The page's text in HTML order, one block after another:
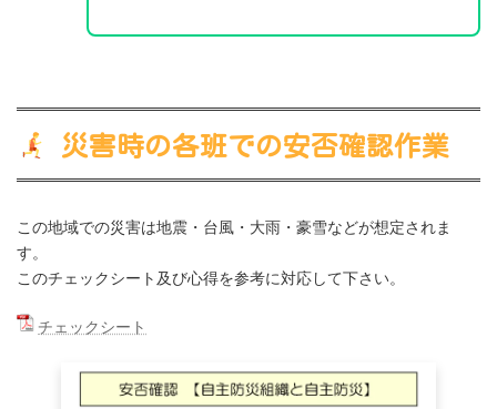
災害時の各班での安否確認作業
この地域での災害は地震・台風・大雨・豪雪などが想定されま
す。
このチェックシート及び心得を参考に対応して下さい。
チェックシート